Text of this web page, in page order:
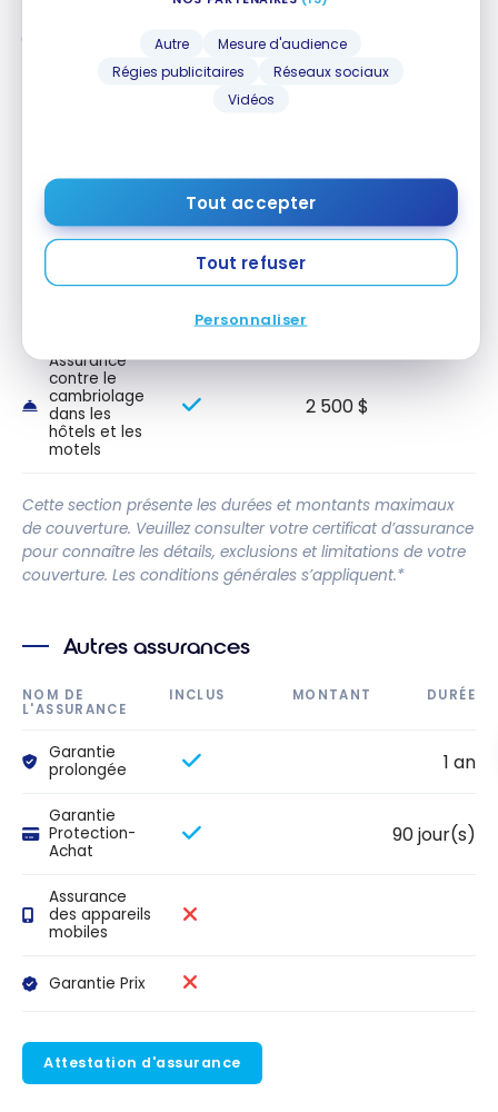
Autre
Mesure d'audience
Régies publicitaires
Réseaux sociaux
Vidéos
Tout accepter
Tout refuser
Personnaliser
500 $
Assurance
volés
1 000 $
Perte/assurance
48
Assurance
contre le
cambriolage
dans les
hôtels et les
motels
2 500 $
Cette section présente les durées et montants maximaux
de couverture. Veuillez consulter votre certificat d’assurance
pour connaître les détails, exclusions et limitations de votre
couverture. Les conditions générales s’appliquent.*
Autres assurances
NOM DE
L'ASSURANCE
INCLUS MONTANT DURÉE
Garantie
prolongée
1 an
Garantie
Protection-
Achat
90 jour(s)
Assurance
des appareils
mobiles
Garantie Prix
Attestation d'assurance